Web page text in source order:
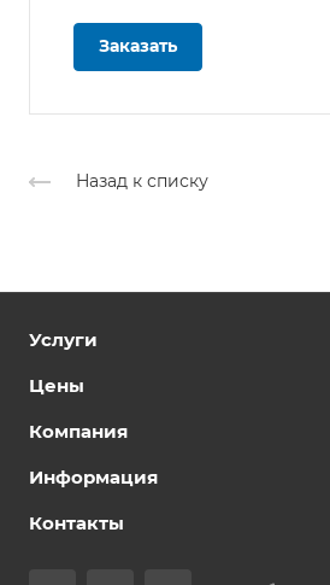
Заказать
Назад к списку
Услуги
Цены
Компания
Информация
Контакты